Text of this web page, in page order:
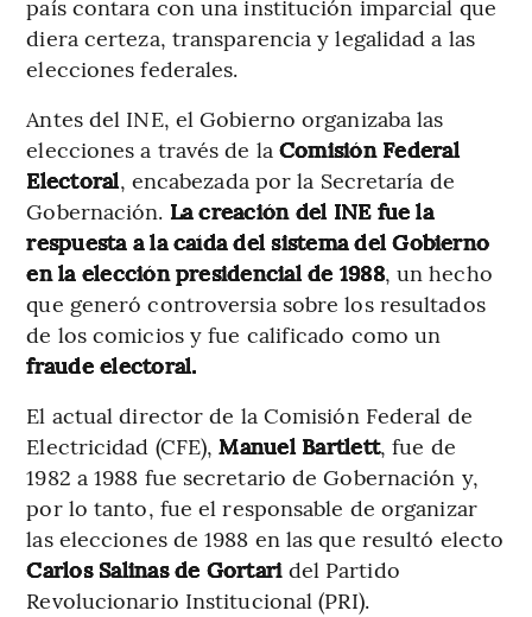
país contara con una institución imparcial que
diera certeza, transparencia y legalidad a las
elecciones federales.
Antes del INE, el Gobierno organizaba las
elecciones a través de la Comisión Federal
Electoral, encabezada por la Secretaría de
Gobernación. La creación del INE fue la
respuesta a la caída del sistema del Gobierno
en la elección presidencial de 1988, un hecho
que generó controversia sobre los resultados
de los comicios y fue calificado como un
fraude electoral.
El actual director de la Comisión Federal de
Electricidad (CFE),Manuel Bartlett, fue de
1982 a 1988 fue secretario de Gobernación y,
por lo tanto, fue el responsable de organizar
las elecciones de 1988 en las que resultó electo
Carlos Salinas de Gortari del Partido
Revolucionario Institucional (PRI).